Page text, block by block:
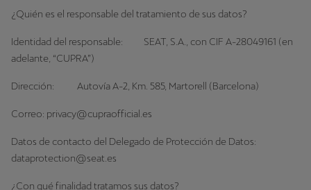
¿Quién es el responsable del tratamiento de sus datos?
Identidad del responsable: SEAT, S.A., con CIF A-28049161 (en
adelante, “CUPRA”)
Dirección: Autovía A-2, Km. 585, Martorell (Barcelona)
Correo: privacy@cupraofficial.es
Datos de contacto del Delegado de Protección de Datos:
dataprotection@seat.es
¿Con qué finalidad tratamos sus datos?